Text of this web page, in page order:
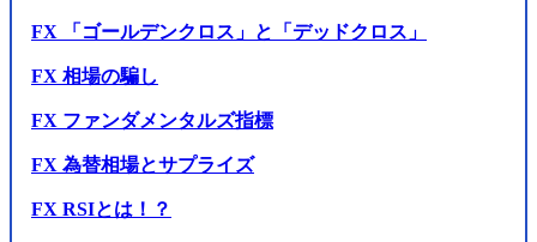
FX 「ゴールデンクロス」と「デッドクロス」
FX 相場の騙し
FX ファンダメンタルズ指標
FX 為替相場とサプライズ
FX RSIとは！？